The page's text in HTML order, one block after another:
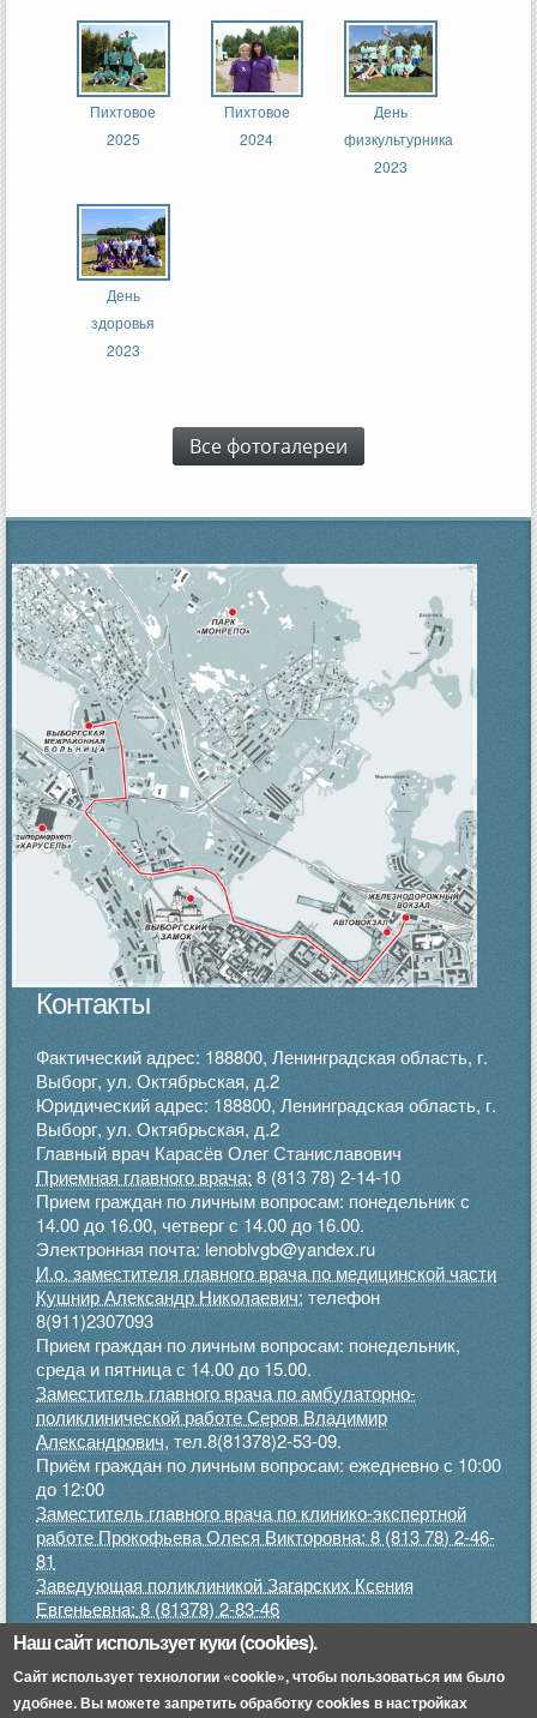
Пихтовое
2025
Пихтовое
2024
День
физкультурника
2023
День
здоровья
2023
Все фотогалереи
Контакты
Фактический адрес: 188800, Ленинградская область, г.
Выборг, ул. Октябрьская, д.2
Юридический адрес: 188800, Ленинградская область, г.
Выборг, ул. Октябрьская, д.2
Главный врач Карасёв Олег Станиславович
Приемная главного врача: 8 (813 78) 2-14-10
Прием граждан по личным вопросам: понедельник с
14.00 до 16.00, четверг с 14.00 до 16.00.
Электронная почта: lenoblvgb@yandex.ru
И.о. заместителя главного врача по медицинской части
Кушнир Александр Николаевич: телефон
8(911)2307093
Прием граждан по личным вопросам: понедельник,
среда и пятница с 14.00 до 15.00.
Заместитель главного врача по амбулаторно-
поликлинической работе Серов Владимир
Александрович, тел.8(81378)2-53-09.
Приём граждан по личным вопросам: ежедневно с 10:00
до 12:00
Заместитель главного врача по клинико-экспертной
работе Прокофьева Олеся Викторовна: 8 (813 78) 2-46-
81
Заведующая поликлиникой Загарских Ксения
Евгеньевна: 8 (81378) 2-83-46
Прием граждан по личным вопросам: понедельник,
среда, пятница с 9.00 до 12.00, четверг с 15.00 до 17.00
.
Приемное отделение:8 (813 78) 2-45-52
Наш сайт использует куки (cookies).
Сайт использует технологии «cookie», чтобы пользоваться им было
удобнее. Вы можете запретить обработку cookies в настройках